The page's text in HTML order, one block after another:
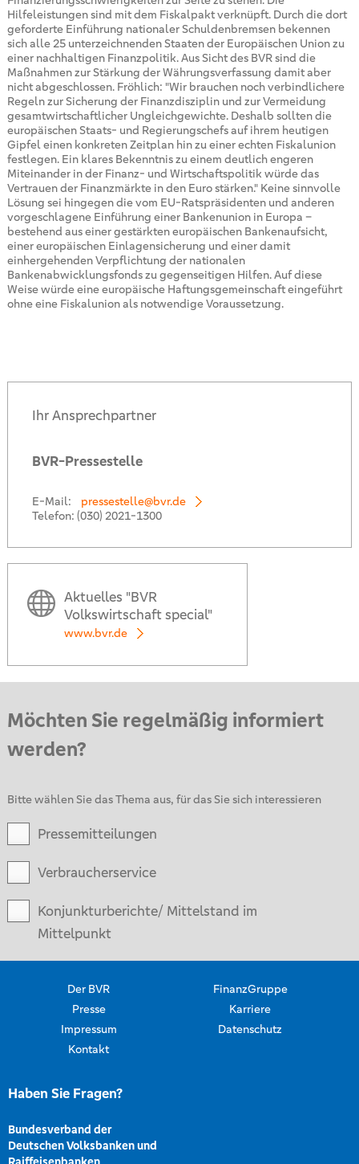
Hilfeleistungen sind mit dem Fiskalpakt verknüpft. Durch die dort
geforderte Einführung nationaler Schuldenbremsen bekennen
sich alle 25 unterzeichnenden Staaten der Europäischen Union zu
einer nachhaltigen Finanzpolitik. Aus Sicht des BVR sind die
Maßnahmen zur Stärkung der Währungsverfassung damit aber
nicht abgeschlossen. Fröhlich: "Wir brauchen noch verbindlichere
Regeln zur Sicherung der Finanzdisziplin und zur Vermeidung
gesamtwirtschaftlicher Ungleichgewichte. Deshalb sollten die
europäischen Staats- und Regierungschefs auf ihrem heutigen
Gipfel einen konkreten Zeitplan hin zu einer echten Fiskalunion
festlegen. Ein klares Bekenntnis zu einem deutlich engeren
Miteinander in der Finanz- und Wirtschaftspolitik würde das
Vertrauen der Finanzmärkte in den Euro stärken." Keine sinnvolle
Lösung sei hingegen die vom EU-Ratspräsidenten und anderen
vorgeschlagene Einführung einer Bankenunion in Europa –
bestehend aus einer gestärkten europäischen Bankenaufsicht,
einer europäischen Einlagensicherung und einer damit
einhergehenden Verpflichtung der nationalen
Bankenabwicklungsfonds zu gegenseitigen Hilfen. Auf diese
Weise würde eine europäische Haftungsgemeinschaft eingeführt
ohne eine Fiskalunion als notwendige Voraussetzung.
Ihr Ansprechpartner
BVR-Pressestelle
E-Mail:
pressestelle@bvr.de
Telefon: (030) 2021-1300
Aktuelles "BVR
Volkswirtschaft special"
www.bvr.de
Möchten Sie regelmäßig informiert
werden?
Bitte wählen Sie das Thema aus, für das Sie sich interessieren
Pressemitteilungen
Verbraucherservice
Konjunkturberichte/ Mittelstand im
Mittelpunkt
Der BVR
FinanzGruppe
Presse
Karriere
Impressum
Datenschutz
Kontakt
Haben Sie Fragen?
Bundesverband der
Deutschen Volksbanken und